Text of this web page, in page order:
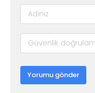
Yorumu gönder